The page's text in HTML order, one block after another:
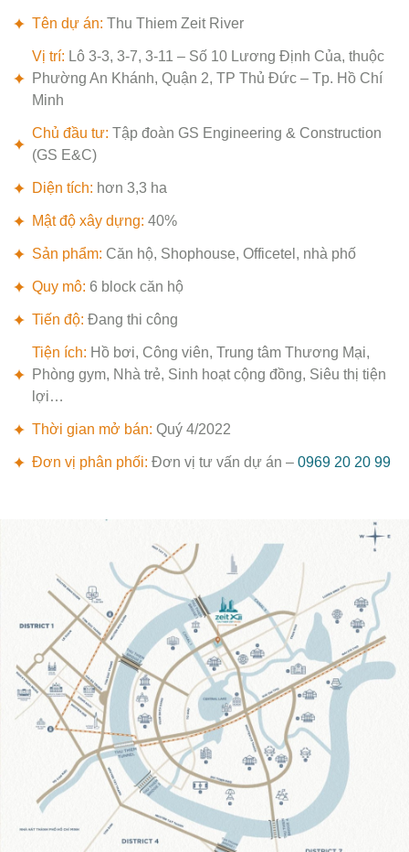
Tên dự án: Thu Thiem Zeit River
Vị trí: Lô 3-3, 3-7, 3-11 – Số 10 Lương Định Của, thuộc
Phường An Khánh, Quận 2, TP Thủ Đức – Tp. Hồ Chí
Minh
Chủ đầu tư: Tập đoàn GS Engineering & Construction
(GS E&C)
Diện tích: hơn 3,3 ha
Mật độ xây dựng: 40%
Sản phẩm: Căn hộ, Shophouse, Officetel, nhà phố
Quy mô: 6 block căn hộ
Tiến độ: Đang thi công
Tiện ích: Hồ bơi, Công viên, Trung tâm Thương Mại,
Phòng gym, Nhà trẻ, Sinh hoạt cộng đồng, Siêu thị tiện
lợi…
Thời gian mở bán: Quý 4/2022
Đơn vị phân phối: Đơn vị tư vấn dự án – 0969 20 20 99